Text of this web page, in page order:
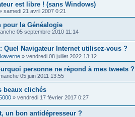
est libre ! (sans Windows)
samedi 21 avril 2007 0:21
pour la Généalogie
05 septembre 2010 11:14
: Quel Navigateur Internet utilisez-vous ?
» vendredi 08 juillet 2022 13:12
personne ne répond à mes tweets ?
05 juin 2011 13:55
beaux clichés
» vendredi 17 février 2017 0:27
un bon antidépresseur ?